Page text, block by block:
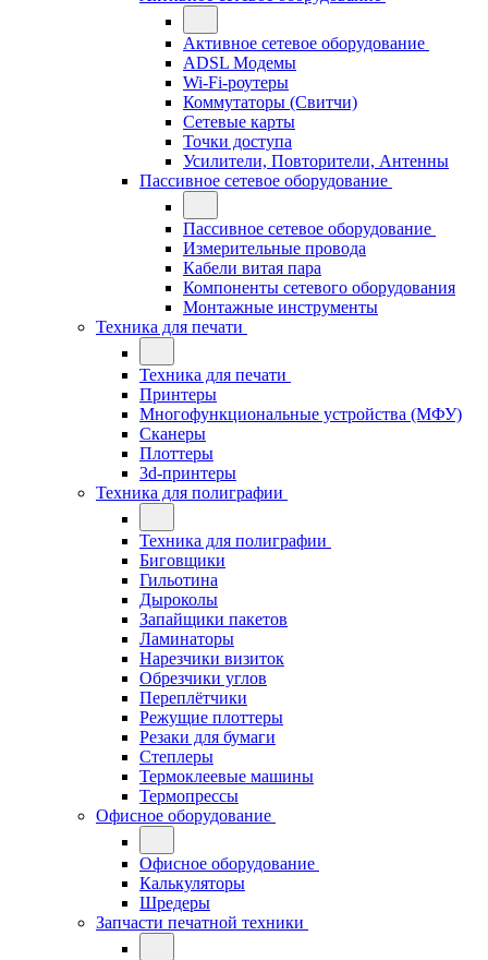
Активное сетевое оборудование
ADSL Модемы
Wi-Fi-роутеры
Коммутаторы (Свитчи)
Сетевые карты
Точки доступа
Усилители, Повторители, Антенны
Пассивное сетевое оборудование
Пассивное сетевое оборудование
Измерительные провода
Кабели витая пара
Компоненты сетевого оборудования
Монтажные инструменты
Техника для печати
Техника для печати
Принтеры
Многофункциональные устройства (МФУ)
Сканеры
Плоттеры
3d-принтеры
Техника для полиграфии
Техника для полиграфии
Биговщики
Гильотина
Дыроколы
Запайщики пакетов
Ламинаторы
Нарезчики визиток
Обрезчики углов
Переплётчики
Режущие плоттеры
Резаки для бумаги
Степлеры
Термоклеевые машины
Термопрессы
Офисное оборудование
Офисное оборудование
Калькуляторы
Шредеры
Запчасти печатной техники